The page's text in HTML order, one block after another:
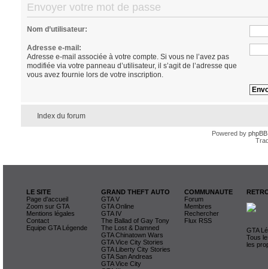
Envoyer votre mot de passe
Nom d’utilisateur:
Adresse e-mail:
Adresse e-mail associée à votre compte. Si vous ne l’avez pas
modifiée via votre panneau d’utilisateur, il s’agit de l’adresse que
vous avez fournie lors de votre inscription.
Index du forum
Powered by phpBB
LE SITE
Page d'accueil
Zoom sur GTA
Mentions légales
Contact
Equipe GTA Légende
GRAND THEFT AUTO
GTA V
GTA Online
GTA IV
The Ballad of Gay Tony
The Lost & Damned
GTA Chinatown Wars
GTA Vice City Stories
GTA Liberty City Stories
GTA San Andreas
GTA Vice City
COMMUNAUTE
Forum
Membres
Rechercher
Flux RSS
GTA
Tous
les